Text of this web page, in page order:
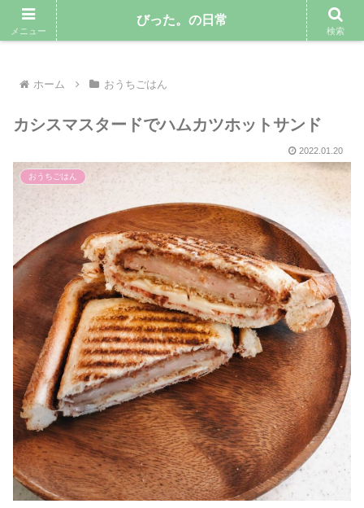
気ままにゆるりと暮らしていきたい専業主婦のブログ
ホーム おうちごはん
カシスマスタードでハムカツホットサンド
2022.01.20
おうちごはん
メニュー
びった。の日常
検索